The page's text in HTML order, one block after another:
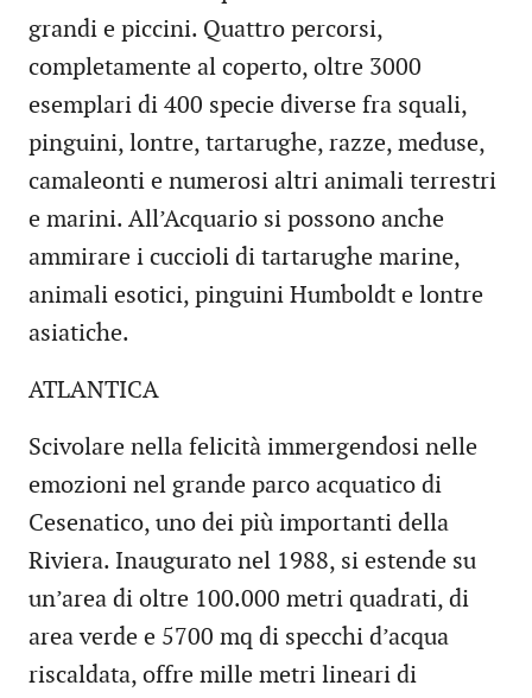
grandi e piccini. Quattro percorsi,
completamente al coperto, oltre 3000
esemplari di 400 specie diverse fra squali,
pinguini, lontre, tartarughe, razze, meduse,
camaleonti e numerosi altri animali terrestri
e marini. All’Acquario si possono anche
ammirare i cuccioli di tartarughe marine,
animali esotici, pinguini Humboldt e lontre
asiatiche.
ATLANTICA
Scivolare nella felicità immergendosi nelle
emozioni nel grande parco acquatico di
Cesenatico, uno dei più importanti della
Riviera. Inaugurato nel 1988, si estende su
un’area di oltre 100.000 metri quadrati, di
area verde e 5700 mq di specchi d’acqua
riscaldata, offre mille metri lineari di